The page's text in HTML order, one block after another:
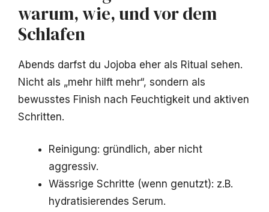
warum, wie, und vor dem
Schlafen
Abends darfst du Jojoba eher als Ritual sehen.
Nicht als „mehr hilft mehr“, sondern als
bewusstes Finish nach Feuchtigkeit und aktiven
Schritten.
Reinigung: gründlich, aber nicht
aggressiv.
Wässrige Schritte (wenn genutzt): z.B.
hydratisierendes Serum.